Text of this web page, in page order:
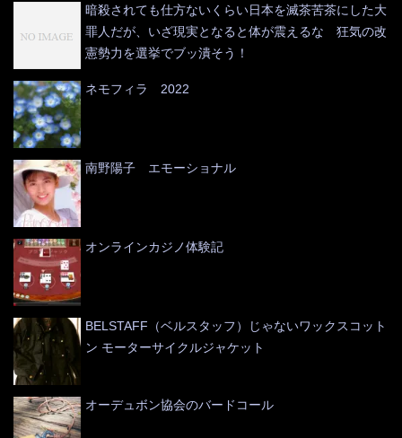
暗殺されても仕方ないくらい日本を滅茶苦茶にした大
罪人だが、いざ現実となると体が震えるな 狂気の改
憲勢力を選挙でブッ潰そう！
ネモフィラ 2022
南野陽子 エモーショナル
オンラインカジノ体験記
BELSTAFF（ベルスタッフ）じゃないワックスコット
ン モーターサイクルジャケット
オーデュボン協会のバードコール